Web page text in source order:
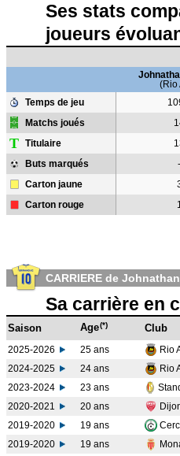
Ses stats
joueurs
(Rio
Temps de jeu
Matchs joués
T Titulaire
Buts marqués -
Carton jaune
Carton rouge
CARRIERE de
Sa carrière en
Saison Age(*) Club
2025-2026 25 ans Rio
2024-2025
24 ans Rio
2023-2024
23 ans
2020-2021
20 ans
2019-2020
19 ans
2019-2020
19 ans